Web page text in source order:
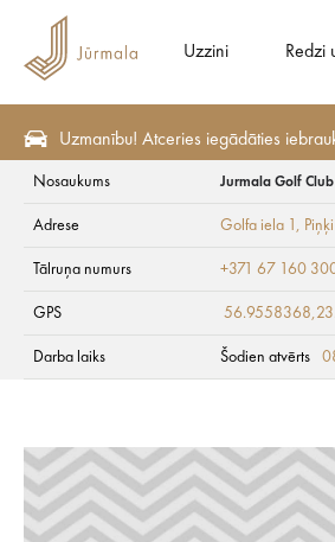
Uzzini Redzi
Uzmanību! Atceries iegādāties
Jurmala
Nosaukums Jurmala Golf Club
Adrese Golfa iela 1 , Piņķi
Tālruņa numurs +371 67 160
GPS
Darba laiks Šodien atvērts